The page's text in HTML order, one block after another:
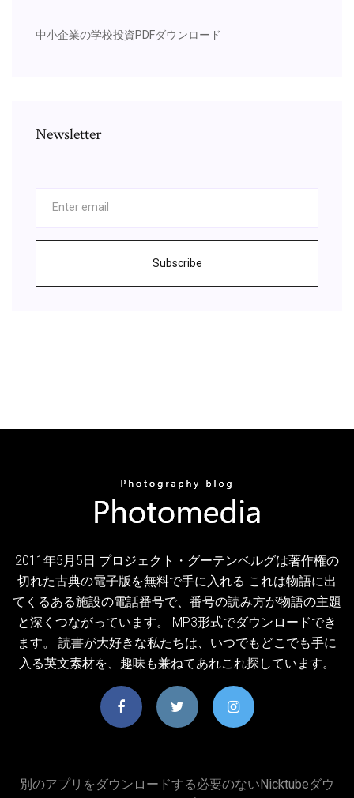
中小企業の学校投資PDFダウンロード
Newsletter
Subscribe
2011年5月5日 プロジェクト・グーテンベルグは著作権の
切れた古典の電子版を無料で手に入れる これは物語に出
てくるある施設の電話番号で、番号の読み方が物語の主題
と深くつながっています。 MP3形式でダウンロードでき
ます。 読書が大好きな私たちは、いつでもどこでも手に
入る英文素材を、趣味も兼ねてあれこれ探しています。
別のアプリをダウンロードする必要のないnicktubeダウ